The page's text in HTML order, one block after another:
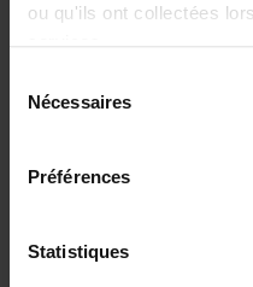
ou qu'ils ont collectées
Nécessaires
Préférences
Statistiques